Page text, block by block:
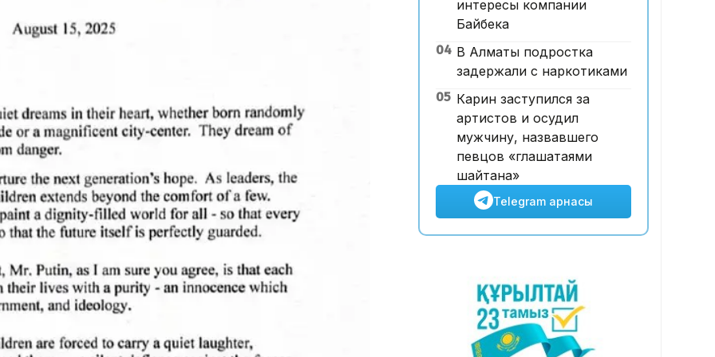
12:00, 07 Тамыз 2026
Грекия мен Арменияның
бұрынғы бас бапкері басқаруы
мүмкін
интересы компании
Байбека
04 В Алматы подростка
задержали с наркотиками
05 Карин заступился за
артистов и осудил
мужчину, назвавшего
певцов «глашатаями
шайтана»
Telegram арнасы